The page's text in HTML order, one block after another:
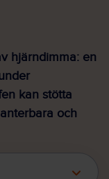
hjärndimma: en
kan stötta
och